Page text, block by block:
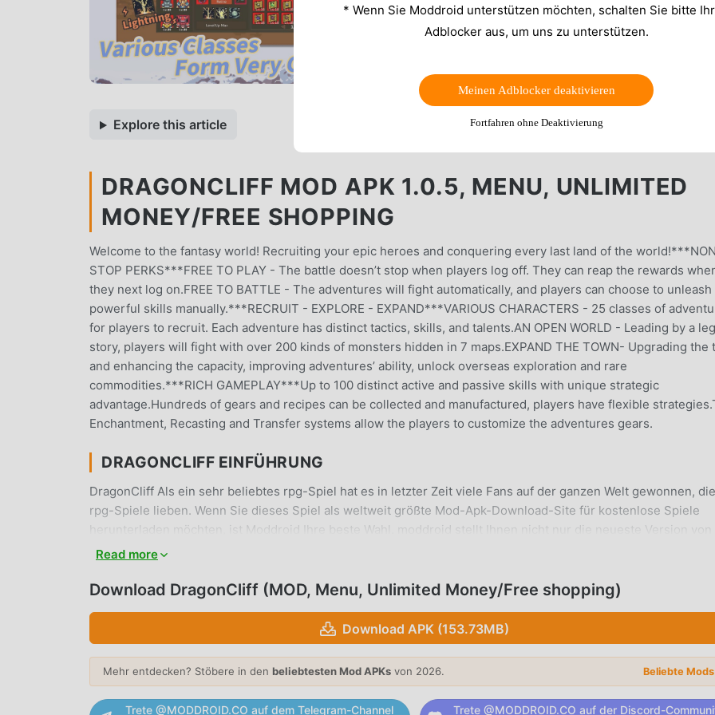
Explore this article
DRAGONCLIFF MOD APK 1.0.5, MENU, UNLIMITED
MONEY/FREE SHOPPING
Welcome to the fantasy world! Recruiting your epic heroes and conquering every last land of the
STOP PERKS***FREE TO PLAY - The battle doesn’t stop when players log off. They can reap the rewards
they next log on.FREE TO BATTLE - The adventures will fight automatically, and players can choose to unleash
powerful skills manually.***RECRUIT - EXPLORE - EXPAND***VARIOUS CHARACTERS - 25 classes of
for players to recruit. Each adventure has distinct tactics, skills, and talents.AN OPEN WORLD - Leading by a
story, players will fight with over 200 kinds of monsters hidden in 7 maps.EXPAND THE TOWN- Upgrading the
and enhancing the capacity, improving adventures’ ability, unlock overseas exploration and rare
commodities.***RICH GAMEPLAY***Up to 100 distinct active and passive skills with unique strategic
advantage.Hundreds of gears and recipes can be collected and manufactured, players have flexible
Enchantment, Recasting and Transfer systems allow the players to customize the adventures gears.
DRAGONCLIFF EINFÜHRUNG
DragonCliff Als ein sehr beliebtes rpg-Spiel hat es in letzter Zeit viele Fans auf der ganzen Welt gewonnen, die
rpg-Spiele lieben. Wenn Sie dieses Spiel als weltweit größte Mod-Apk-Download-Site für kostenlose Spiele
herunterladen möchten, ist Moddroid Ihre beste Wahl. moddroid stellt Ihnen nicht nur die neueste Version von
DragonCliff 1.0.5 kostenlos zur Verfügung, sondern stellt auch Menu, Unlimited Money/Free shopping mod
sich konzentrieren können darauf, die Freude zu genießen, die das Spiel selbst mit sich bringt. moddroid
verfügbar und kostenlos zu installieren ist. Laden Sie einfach den Moddroid-Client herunter, Sie können
DragonCliff 1.0.5 mit einem Klick herunterladen und installieren. Worauf wartest du, lade Moddroid herunter
spiele!
EINZIGARTIGES GAMEPLAY
Read more
Download DragonCliff (MOD, Menu, Unlimited Money/Free shopping)
Download APK (153.73MB)
Mehr entdecken? Stöbere in den beliebtesten Mod APKs von 2026. Beliebte
Trete @MODDROID.CO auf dem Telegram-Channel
Trete @MODDROID.CO auf der Discord-
* Wenn Sie Moddroid unterstützen möchten, schalten Sie bitte
Adblocker aus, um uns zu unterstützen.
Meinen Adblocker deaktivieren
Fortfahren ohne Deaktivierung